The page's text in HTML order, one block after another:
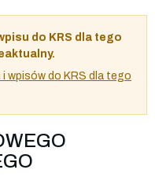
do KRS dla tego
wpisów do KRS dla tego